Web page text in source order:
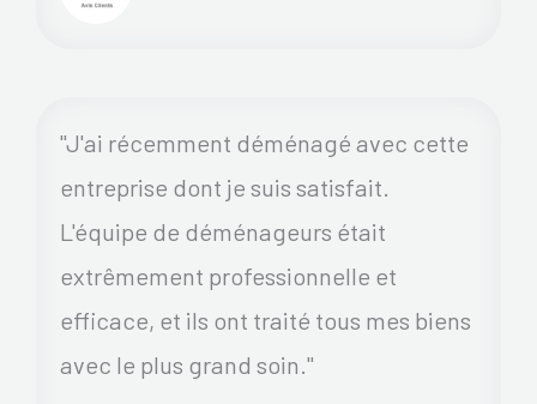
"J'ai récemment déménagé avec cette
entreprise dont je suis satisfait.
L'équipe de déménageurs était
extrêmement professionnelle et
efficace, et ils ont traité tous mes biens
avec le plus grand soin."